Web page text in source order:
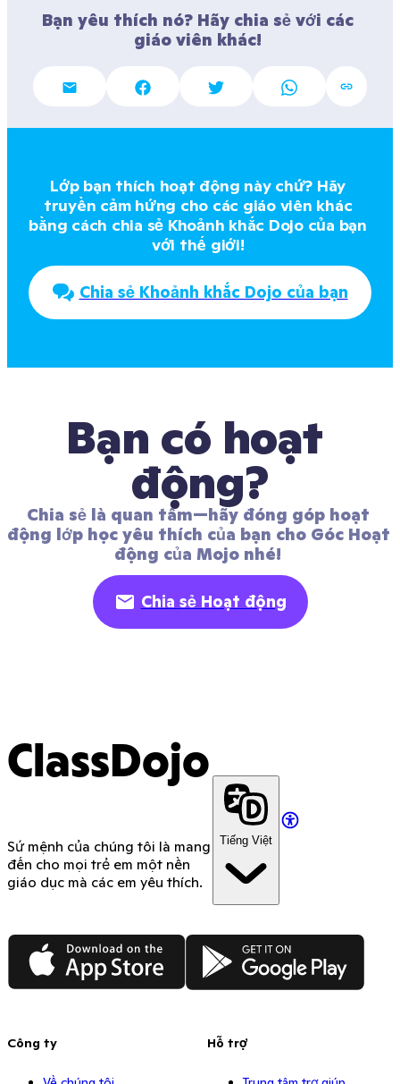
Bạn yêu thích nó? Hãy chia sẻ với các
giáo viên khác!
Lớp bạn thích hoạt động này chứ? Hãy
truyền cảm hứng cho các giáo viên khác
bằng cách chia sẻ Khoảnh khắc Dojo của bạn
với thế giới!
Chia sẻ Khoảnh khắc Dojo của bạn
Bạn có hoạt
động?
Chia sẻ là quan tâm—hãy đóng góp hoạt
động lớp học yêu thích của bạn cho Góc Hoạt
động của Mojo nhé!
Chia sẻ Hoạt động
ClassDojo
Sứ mệnh của chúng tôi là mang
đến cho mọi trẻ em một nền
giáo dục mà các em yêu thích.
Tiếng Việt
App Store Google Play
Công ty Hỗ trợ